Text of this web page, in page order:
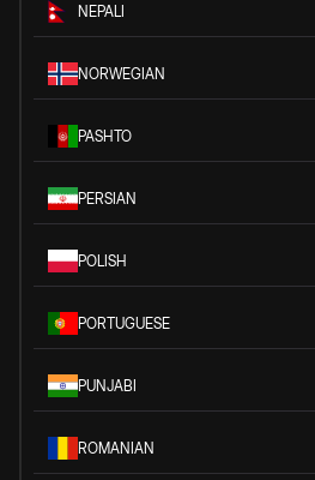
NEPALI
NORWEGIAN
PASHTO
PERSIAN
POLISH
PORTUGUESE
PUNJABI
ROMANIAN